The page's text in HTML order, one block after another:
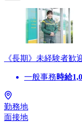
《長期》未経験者
一般事務時給
勤務地
面接地